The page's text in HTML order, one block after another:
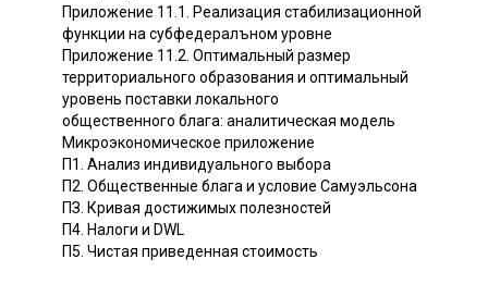
Приложение 11.1. Реализация стабилизационной
функции на субфедералъном уровне
Приложение 11.2. Оптимальный размер
территориального образования и оптимальный
уровень поставки локального
общественного блага: аналитическая модель
Микроэкономическое приложение
П1. Анализ индивидуального выбора
П2. Общественные блага и условие Самуэльсона
ПЗ. Кривая достижимых полезностей
П4. Налоги и DWL
П5. Чистая приведенная стоимость